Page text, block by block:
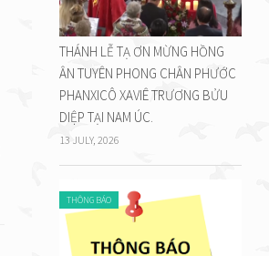
THÁNH LỄ TẠ ƠN MỪNG HỒNG
ÂN TUYÊN PHONG CHÂN PHƯỚC
PHANXICÔ XAVIÊ TRƯƠNG BỬU
DIỆP TẠI NAM ÚC.
13 JULY, 2026
THÔNG BÁO